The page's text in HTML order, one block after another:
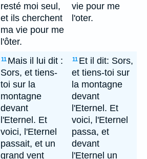
resté moi seul,
et ils cherchent
ma vie pour me
l'ôter.
vie pour me
l'oter.
11 Mais il lui dit :
Sors, et tiens-
toi sur la
montagne
devant
l'Eternel. Et
voici, l'Eternel
passait, et un
grand vent
11 Et il dit: Sors,
et tiens-toi sur
la montagne
devant
l'Eternel. Et
voici, l'Eternel
passa, et
devant
l'Eternel un